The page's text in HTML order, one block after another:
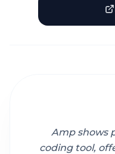
Amp shows
coding tool,